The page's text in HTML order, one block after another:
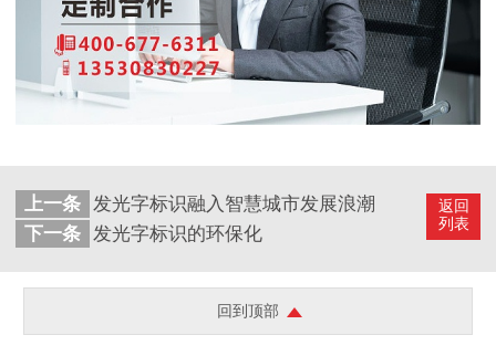
返回
列表
上一条 发光字标识融入智慧城市发展浪潮
下一条 发光字标识的环保化
回到顶部